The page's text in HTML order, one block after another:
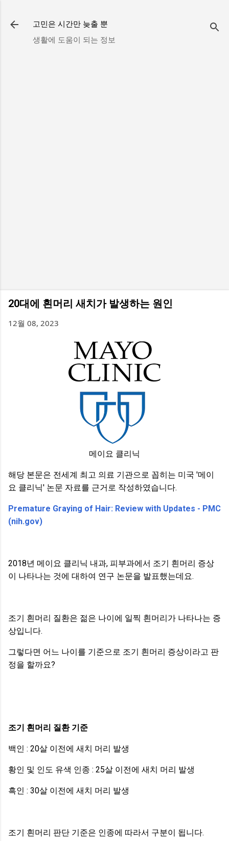
고민은 시간만 늦출 뿐
생활에 도움이 되는 정보
20대에 흰머리 새치가 발생하는 원인
12월 08, 2023
메이요 클리닉
해당 본문은 전세계 최고 의료 기관으로 꼽히는 미국 '메이
요 클리닉' 논문 자료를 근거로 작성하였습니다.
Premature Graying of Hair: Review with Updates - PMC
(nih.gov)
2018년 메이요 클리닉 내과, 피부과에서 조기 흰머리 증상
이 나타나는 것에 대하여 연구 논문을 발표했는데요.
조기 흰머리 질환은 젊은 나이에 일찍 흰머리가 나타나는 증
상입니다.
그렇다면 어느 나이를 기준으로 조기 흰머리 증상이라고 판
정을 할까요?
조기 흰머리 질환 기준
백인 : 20살 이전에 새치 머리 발생
황인 및 인도 유색 인종 : 25살 이전에 새치 머리 발생
흑인 : 30살 이전에 새치 머리 발생
조기 흰머리 판단 기준은 인종에 따라서 구분이 됩니다.